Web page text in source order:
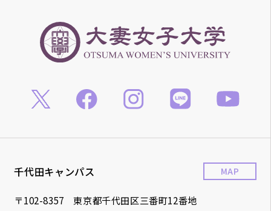
千代田キャンパス
〒102-8357 東京都千代田区三番町12番地
MAP